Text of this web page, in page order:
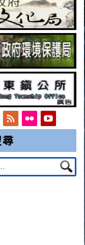
Googleplus
FeedFlickrYouTube